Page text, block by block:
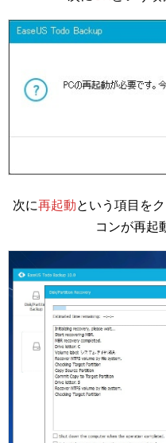
次に再起動という項目を
コンが再起